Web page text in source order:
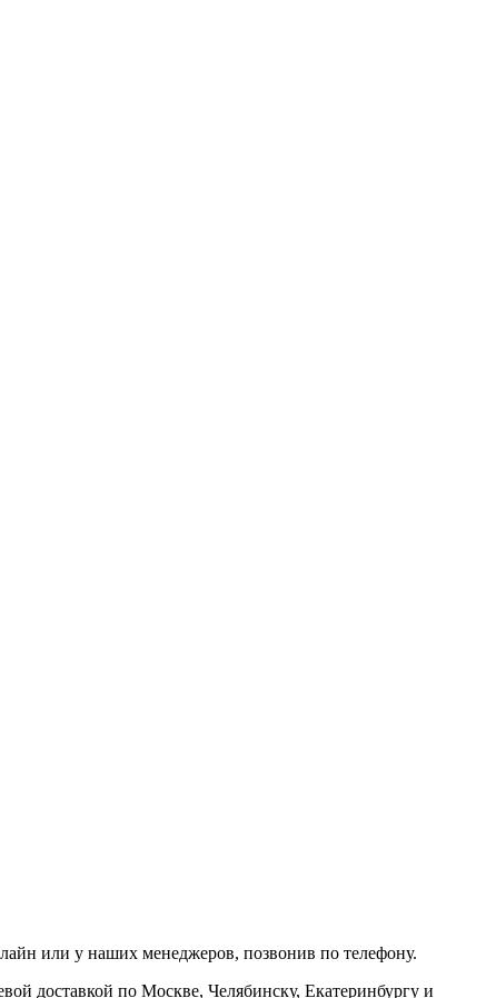
или у наших менеджеров, позвонив по телефону.
доставкой по Москве, Челябинску, Екатеринбургу и